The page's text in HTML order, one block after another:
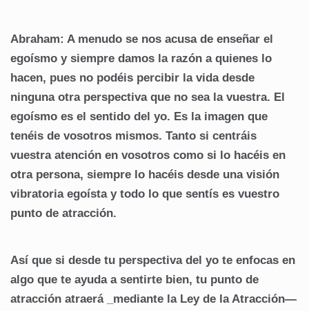
Abraham: A menudo se nos acusa de enseñar el
egoísmo y siempre damos la razón a quienes lo
hacen, pues no podéis percibir la vida desde
ninguna otra perspectiva que no sea la vuestra. El
egoísmo es el sentido del yo. Es la imagen que
tenéis de vosotros mismos. Tanto si centráis
vuestra atención en vosotros como si lo hacéis en
otra persona, siempre lo hacéis desde una visión
vibratoria egoísta y todo lo que sentís es vuestro
punto de atracción.
Así que si desde tu perspectiva del yo te enfocas en
algo que te ayuda a sentirte bien, tu punto de
atracción atraerá _mediante la Ley de la Atracción—